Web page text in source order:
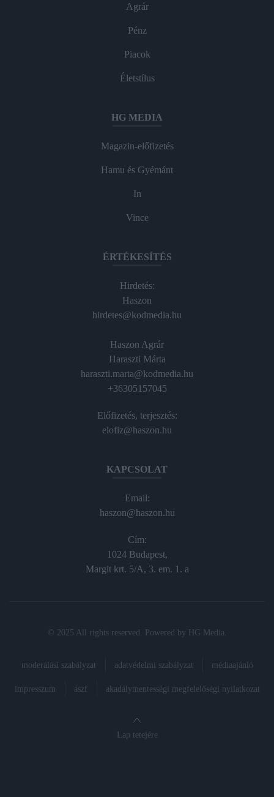
Agrár
Pénz
Piacok
Életstílus
HG MEDIA
Magazin-előfizetés
Hamu és Gyémánt
In
Vince
ÉRTÉKESÍTÉS
Hirdetés:
Haszon
hirdetes@kodmedia.hu
Haszon Agrár
Haraszti Márta
haraszti.marta@kodmedia.hu
+36305157045
Előfizetés, terjesztés:
elofiz@haszon.hu
KAPCSOLAT
Email:
haszon@haszon.hu
Cím:
1024 Budapest,
Margit krt. 5/A, 3. em. 1. a
© 2025 All rights reserved. Powered by HG Media
moderálási szabályzat adatvédelmi szabályzat médiaajánló
impresszum ászf akadálymentességi megfelelőségi nyilatkozat
Lap tetejére